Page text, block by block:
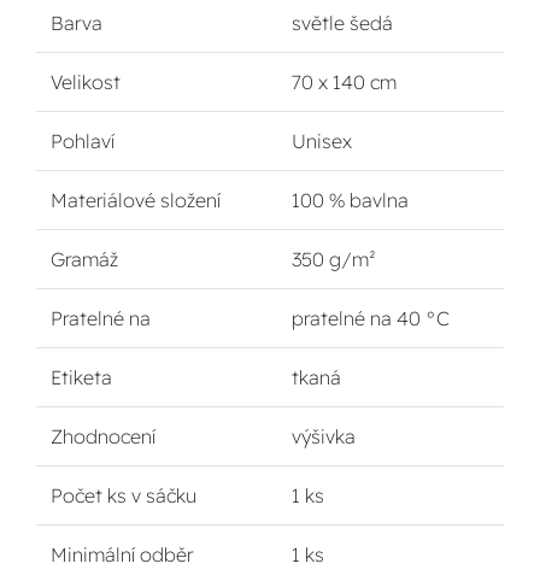
Barva světle šedá
Velikost 70 x 140 cm
Pohlaví Unisex
Materiálové složení 100 % bavlna
Gramáž 350 g/m²
Pratelné na pratelné na 40 °C
Etiketa tkaná
Zhodnocení výšivka
Počet ks v sáčku 1 ks
Minimální odběr 1 ks